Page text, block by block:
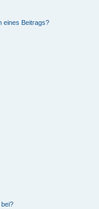
eines Beitrags?